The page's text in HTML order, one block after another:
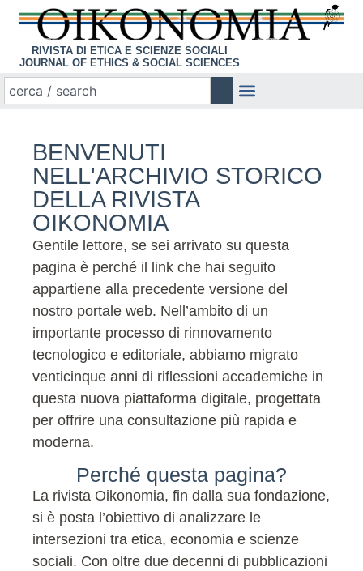
RIVISTA DI ETICA E SCIENZE SOCIALI
JOURNAL OF ETHICS & SOCIAL SCIENCES
BENVENUTI
NELL'ARCHIVIO STORICO
DELLA RIVISTA
OIKONOMIA
Gentile lettore, se sei arrivato su questa
pagina è perché il link che hai seguito
appartiene alla precedente versione del
nostro portale web. Nell’ambito di un
importante processo di rinnovamento
tecnologico e editoriale, abbiamo migrato
venticinque anni di riflessioni accademiche in
questa nuova piattaforma digitale, progettata
per offrire una consultazione più rapida e
moderna.
Perché questa pagina?
La rivista Oikonomia, fin dalla sua fondazione,
si è posta l’obiettivo di analizzare le
intersezioni tra etica, economia e scienze
sociali. Con oltre due decenni di pubblicazioni